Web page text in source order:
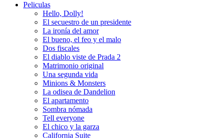
Peliculas
Hello, Dolly!
El secuestro de un presidente
La ironía del amor
El bueno, el feo y el malo
Dos fiscales
El diablo viste de Prada 2
Matrimonio original
Una segunda vida
Minions & Monsters
La odisea de Dandelion
El apartamento
Sombra nómada
Tell everyone
El chico y la garza
California Suite